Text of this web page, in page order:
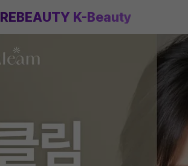
REBEAUTY K-Beauty